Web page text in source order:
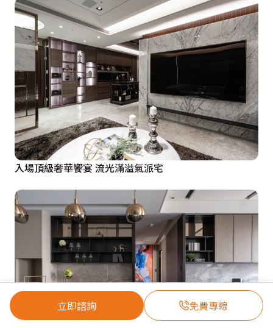
立即諮詢 免費專線
入場頂級奢華饗宴 流光滿溢氣派宅